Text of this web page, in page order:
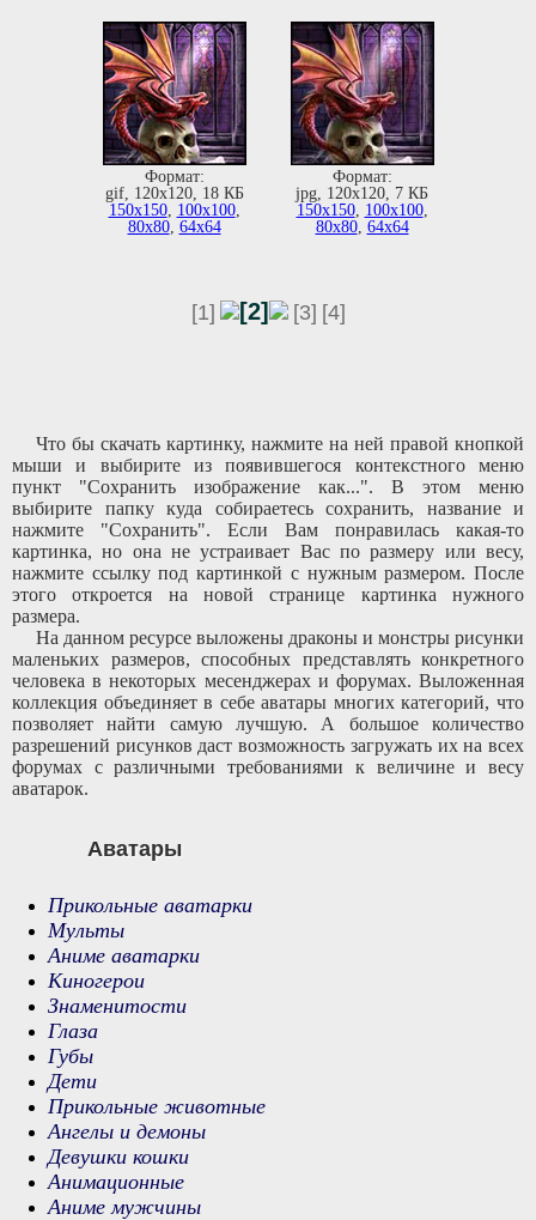
Формат:
gif, 120х120, 18 КБ
150х150, 100х100,
80х80, 64х64
Формат:
jpg, 120х120, 7 КБ
150х150, 100х100,
80х80, 64х64
[1] [2] [3] [4]
Что бы скачать картинку, нажмите на ней правой кнопкой
мыши и выбирите из появившегося контекстного меню
пункт "Сохранить изображение как...". В этом меню
выбирите папку куда собираетесь сохранить, название и
нажмите "Сохранить". Если Вам понравилась какая-то
картинка, но она не устраивает Вас по размеру или весу,
нажмите ссылку под картинкой с нужным размером. После
этого откроется на новой странице картинка нужного
размера.
На данном ресурсе выложены драконы и монстры рисунки
маленьких размеров, способных представлять конкретного
человека в некоторых месенджерах и форумах. Выложенная
коллекция объединяет в себе аватары многих категорий, что
позволяет найти самую лучшую. А большое количество
разрешений рисунков даст возможность загружать их на всех
форумах с различными требованиями к величине и весу
аватарок.
Аватары
Прикольные аватарки
Мульты
Аниме аватарки
Киногерои
Знаменитости
Глаза
Губы
Дети
Прикольные животные
Ангелы и демоны
Девушки кошки
Анимационные
Аниме мужчины